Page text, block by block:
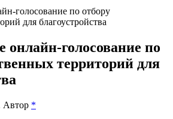
онлайн-голосование по
территорий для
Автор *